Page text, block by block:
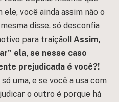
você ainda assim não o
disse, só desconfia
para traição!! Assim,
ela, se nesse caso
prejudicada é você?!
uma, e se você a usa com
o outro é porque há